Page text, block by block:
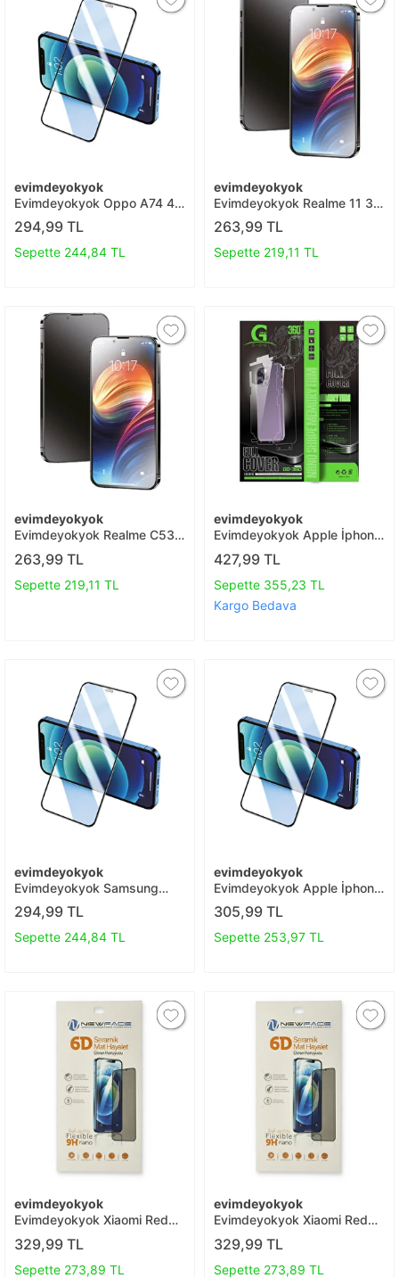
evimdeyokyok
Evimdeyokyok Oppo A74 4g
3d Antistatik Seramik Nano
Ekran Koruyucu T20
294,99 TL
Sepette 244,84 TL
evimdeyokyok
Evimdeyokyok Realme 11 3d
Antistatik Mat Seramik Nano
Ekran Koruyucu T20
263,99 TL
Sepette 219,11 TL
evimdeyokyok
Evimdeyokyok Realme C53
3d Antistatik Mat Seramik
Nano Ekran Koruyucu T20
263,99 TL
Sepette 219,11 TL
evimdeyokyok
Evimdeyokyok Apple İphone
16e 360 Full Body Arka
Koruyucu T20
427,99 TL
Sepette 355,23 TL
Kargo Bedava
evimdeyokyok
Evimdeyokyok Samsung
Galaxy A21s 3d Antistatik
Seramik Nano Ekran
Koruyucu T20
294,99 TL
Sepette 244,84 TL
evimdeyokyok
Evimdeyokyok Apple İphone
13 Pro Max 3d Antistatik
Cam Ekran Koruyucu T20
305,99 TL
Sepette 253,97 TL
evimdeyokyok
Evimdeyokyok Xiaomi Redmi
9t 6d Mat Seramik Hayalet
Nano Ekran Koruyucu T20
329,99 TL
Sepette 273,89 TL
evimdeyokyok
Evimdeyokyok Xiaomi Redmi
Note 9 Pro 6d Mat Seramik
Hayalet Nano Ekran
Koruyucu T20
329,99 TL
Sepette 273,89 TL